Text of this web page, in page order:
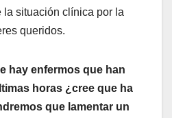
la situación clínica por la
queridos.
hay enfermos que han
horas ¿cree que ha
que lamentar un